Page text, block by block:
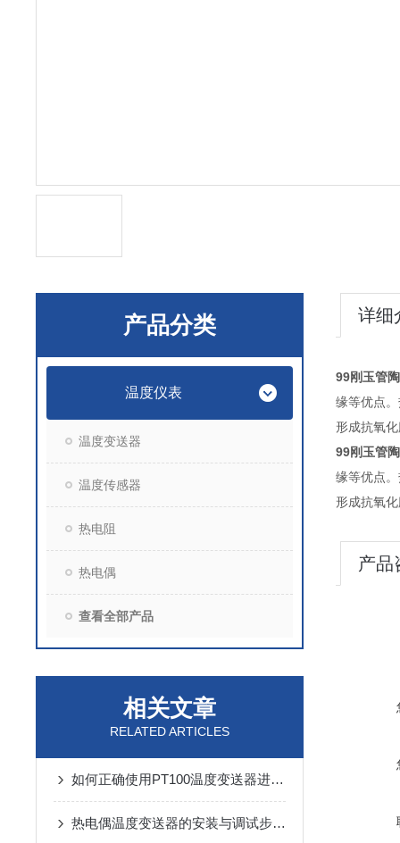
产品分类
温度仪表
温度变送器
温度传感器
热电阻
热电偶
查看全部产品
相关文章
RELATED ARTICLES
如何正确使用PT100温度变送器进行温控系统设计？
热电偶温度变送器的安装与调试步骤详解
详细
99刚玉管
缘等优点
形成抗氧
99刚玉管
缘等优点
形成抗氧
产品